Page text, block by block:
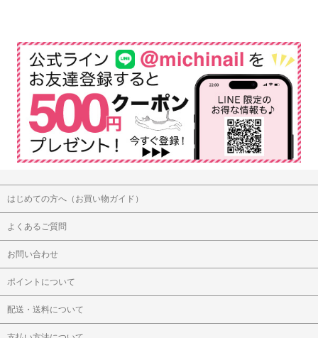
はじめての方へ（お買い物ガイド）
よくあるご質問
お問い合わせ
ポイントについて
配送・送料について